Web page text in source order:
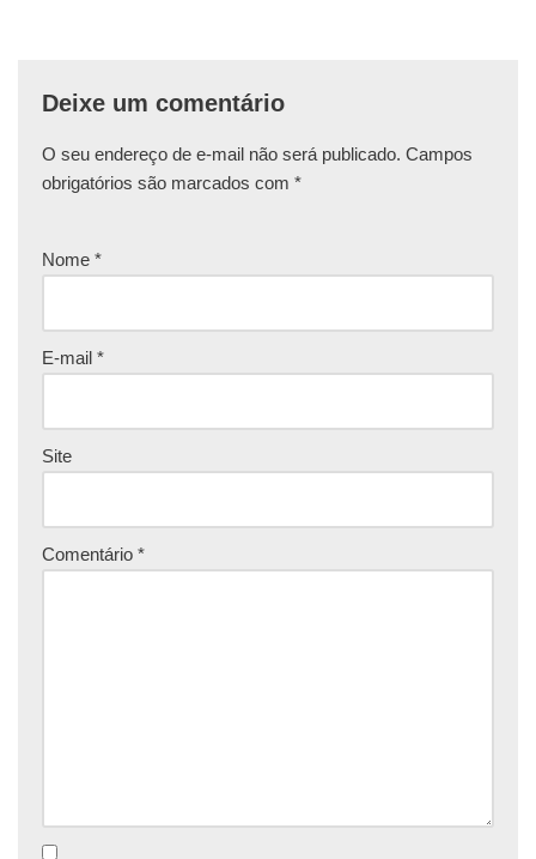
Deixe um comentário
O seu endereço de e-mail não será publicado. Campos
obrigatórios são marcados com *
Nome *
E-mail *
Site
Comentário *